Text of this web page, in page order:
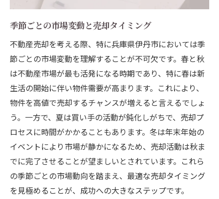
季節ごとの市場変動と売却タイミング
不動産売却を考える際、特に兵庫県伊丹市においては季
節ごとの市場変動を理解することが不可欠です。春と秋
は不動産市場が最も活発になる時期であり、特に春は新
生活の開始に伴い物件需要が高まります。これにより、
物件を高値で売却するチャンスが増えると言えるでしょ
う。一方で、夏は買い手の活動が鈍化しがちで、売却プ
ロセスに時間がかかることもあります。冬は年末年始の
イベントにより市場が静かになるため、売却活動は秋ま
でに完了させることが望ましいとされています。これら
の季節ごとの市場動向を踏まえ、最適な売却タイミング
を見極めることが、成功への大きなステップです。